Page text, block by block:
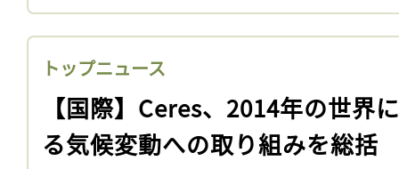
トップニュース
【国際】Ceres、2014年の世界
る気候変動への取り組みを総括